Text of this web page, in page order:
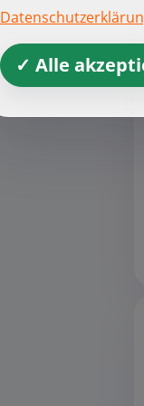
✓ Alle